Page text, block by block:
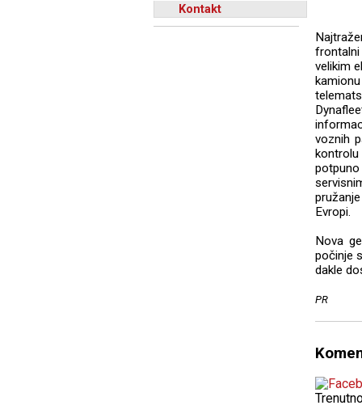
Kontakt
frontalni
velikim
voznih
Evropi.
Nova
počinje
dakle
PR